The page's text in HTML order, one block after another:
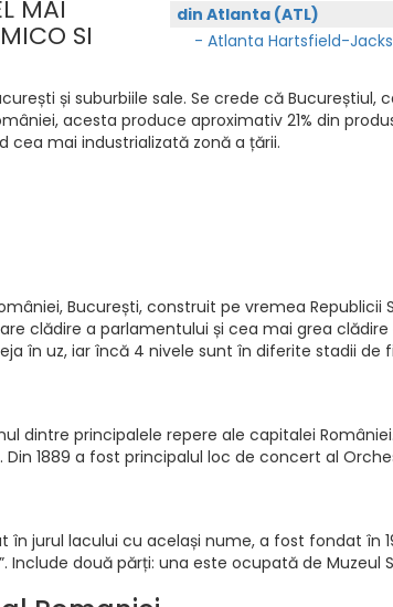
din Atlanta (ATL)
- Atlanta Hartsfield-
MAI
SI
și suburbiile sale. Se crede că
acesta produce aproximativ 21% din
mai industrializată zonă a țării.
București, construit pe vremea
clădire a parlamentului și cea mai grea
în uz, iar încă 4 nivele sunt în diferite stadii de
dintre principalele repere ale capitalei
1889 a fost principalul loc de concert al
jurul lacului cu același nume, a fost fondat în
Include două părți: una este ocupată de